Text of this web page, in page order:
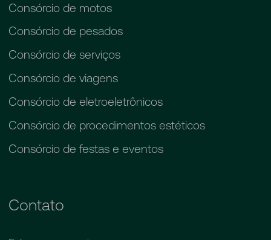
Consórcio de motos
Consórcio de pesados
Consórcio de serviços
Consórcio de viagens
Consórcio de eletroeletrônicos
Consórcio de procedimentos estéticos
Consórcio de festas e eventos
Contato